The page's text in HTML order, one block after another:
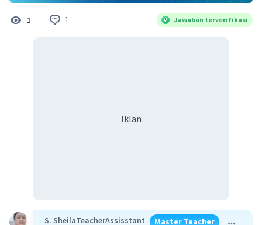
1 1 Jawaban terverifikasi
Iklan
S. SheilaTeacherAssisstant Master Teacher